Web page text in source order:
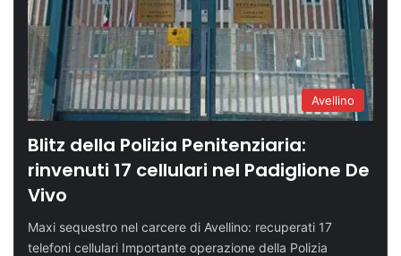
Avellino
Blitz della Polizia Penitenziaria:
rinvenuti 17 cellulari nel Padiglione De
Vivo
Maxi sequestro nel carcere di Avellino: recuperati 17
telefoni cellulari Importante operazione della Polizia